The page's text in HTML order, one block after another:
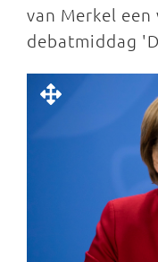
van Merkel een
debatmiddag